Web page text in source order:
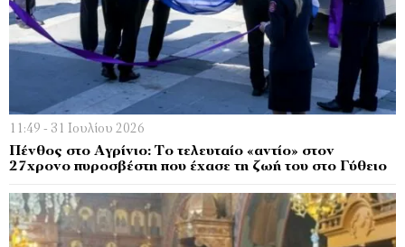
11:49 - 31 Ιουλίου 2026
Πένθος στο Αγρίνιο: Το τελευταίο «αντίο» στον
27χρονο πυροσβέστη που έχασε τη ζωή του στο Γύθειο